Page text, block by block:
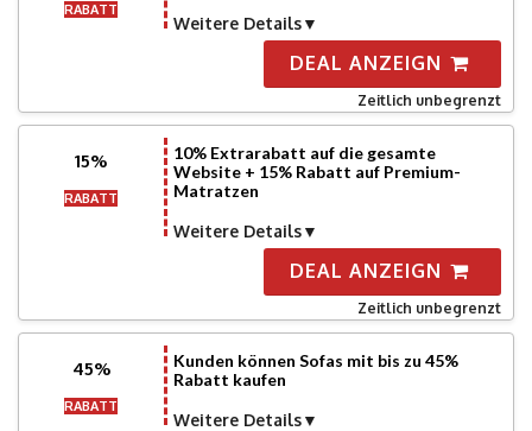
RABATT
Weitere Details
DEAL ANZEIGN
Zeitlich unbegrenzt
15%
RABATT
10% Extrarabatt auf die gesamte
Website + 15% Rabatt auf Premium-
Matratzen
Weitere Details
DEAL ANZEIGN
Zeitlich unbegrenzt
45%
RABATT
Kunden können Sofas mit bis zu 45%
Rabatt kaufen
Weitere Details